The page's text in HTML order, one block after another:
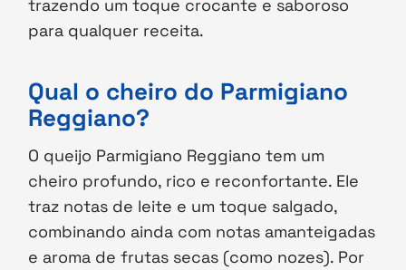
trazendo um toque crocante e saboroso
para qualquer receita.
Qual o cheiro do Parmigiano
Reggiano?
O queijo Parmigiano Reggiano tem um
cheiro profundo, rico e reconfortante. Ele
traz notas de leite e um toque salgado,
combinando ainda com notas amanteigadas
e aroma de frutas secas (como nozes). Por